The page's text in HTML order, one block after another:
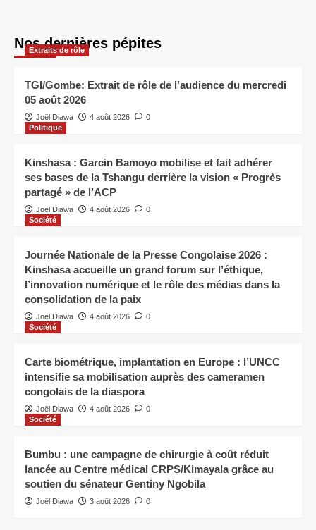
Nos dernières pépites
Extraits de rôle
TGI/Gombe: Extrait de rôle de l’audience du mercredi
05 août 2026
Joël Diawa 4 août 2026
0
Politique
Kinshasa : Garcin Bamoyo mobilise et fait adhérer
ses bases de la Tshangu derrière la vision « Progrès
partagé » de l’ACP
Joël Diawa 4 août 2026
0
Société
Journée Nationale de la Presse Congolaise 2026 :
Kinshasa accueille un grand forum sur l’éthique,
l’innovation numérique et le rôle des médias dans la
consolidation de la paix
Joël Diawa 4 août 2026
0
Société
Carte biométrique, implantation en Europe : l’UNCC
intensifie sa mobilisation auprès des cameramen
congolais de la diaspora
Joël Diawa 4 août 2026
0
Société
Bumbu : une campagne de chirurgie à coût réduit
lancée au Centre médical CRPS/Kimayala grâce au
soutien du sénateur Gentiny Ngobila
Joël Diawa 3 août 2026 0